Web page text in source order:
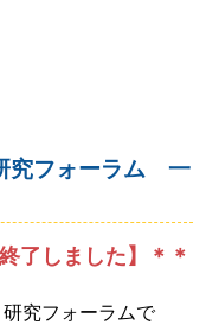
究フォーラム 一
了しました】＊＊
究フォーラムで